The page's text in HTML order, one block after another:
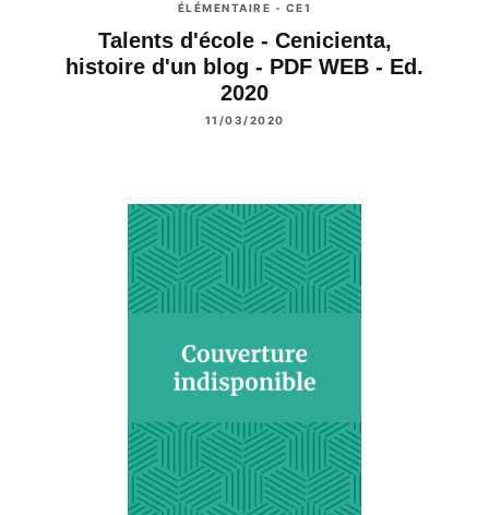
ÉLÉMENTAIRE - CE1
Talents d'école - Cenicienta,
histoire d'un blog - PDF WEB - Ed.
2020
11/03/2020